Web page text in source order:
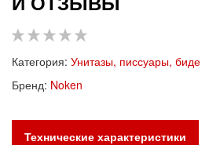
Категория: Унитазы, писсуары, биде
Бренд: Noken
Технические характеристики